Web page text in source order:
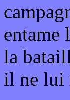
entame
la
il ne lui